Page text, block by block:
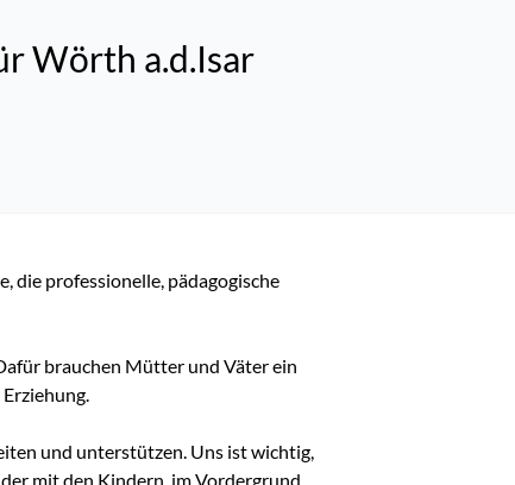
Wörth a.d.Isar
die professionelle, pädagogische
brauchen Mütter und Väter ein
und unterstützen. Uns ist wichtig,
mit den Kindern, im Vordergrund